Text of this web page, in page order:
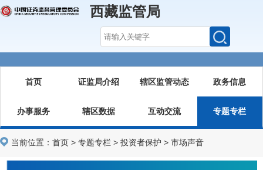
西藏监管局
首页 证监局介绍 辖区监管动态 政务信息
办事服务 辖区数据 互动交流 专题专栏
当前位置： 首页 > 专题专栏 > 投资者保护 > 市场声音